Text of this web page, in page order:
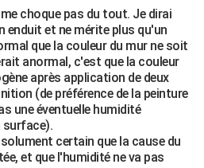
choque pas du tout. Je dirai
enduit et ne mérite plus qu'un
que la couleur du mur ne soit
anormal, c'est que la couleur
après application de deux
(de préférence de la peinture
une éventuelle humidité
surface).
certain que la cause du
et que l'humidité ne va pas